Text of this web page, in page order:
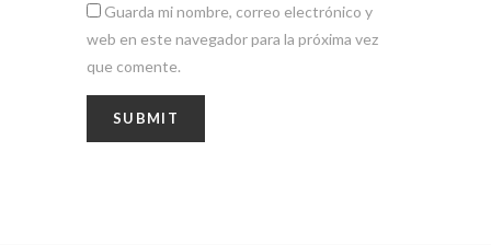
Guarda mi nombre, correo electrónico y
web en este navegador para la próxima vez
que comente.